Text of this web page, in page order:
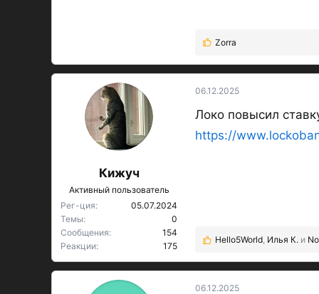
Р
а
к
и
и
:
Zorra
Кижуч
Активный пользователь
Рег-ция
05.07.2024
Темы
0
Сообщения
154
Реакции
175
06.12.2025
Локо повысил
https://
Р
е
а
к
Hello5World, Илья К. и
06.12.2025